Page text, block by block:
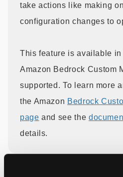
take actions like making
configuration changes to
This feature is available
Amazon Bedrock Custom
supported. To learn more
the Amazon Bedrock
page and see the
details.